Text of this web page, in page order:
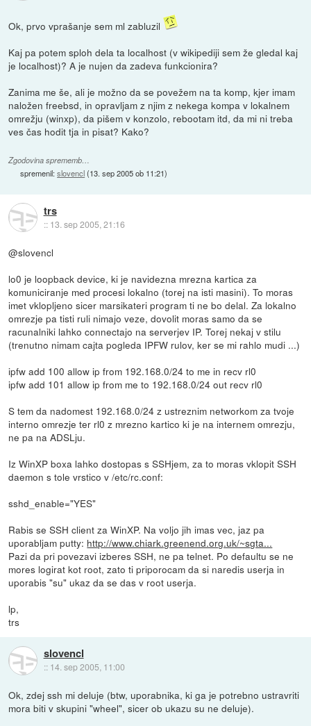
Ok, prvo vprašanje sem ml zabluzil
Kaj pa potem sploh dela ta localhost (v wikipediji sem že gledal kaj
je localhost)? A je nujen da zadeva funkcionira?
Zanima me še, ali je možno da se povežem na ta komp, kjer imam
naložen freebsd, in opravljam z njim z nekega kompa v lokalnem
omrežju (winxp), da pišem v konzolo, rebootam itd, da mi ni treba
ves čas hodit tja in pisat? Kako?
Zgodovina sprememb…
spremenil:slovencl(13. sep 2005 ob 11:21)
trs
:: 13. sep 2005, 21:16
@slovencl
lo0 je loopback device, ki je navidezna mrezna kartica za
komuniciranje med procesi lokalno (torej na isti masini). To moras
imet vklopljeno sicer marsikateri program ti ne bo delal. Za lokalno
omrezje pa tisti ruli nimajo veze, dovolit moras samo da se
racunalniki lahko connectajo na serverjev IP. Torej nekaj v stilu
(trenutno nimam cajta pogleda IPFW rulov, ker se mi rahlo mudi ...)
ipfw add 100 allow ip from 192.168.0/24 to me in recv rl0
ipfw add 101 allow ip from me to 192.168.0/24 out recv rl0
S tem da nadomest 192.168.0/24 z ustreznim networkom za tvoje
interno omrezje ter rl0 z mrezno kartico ki je na internem omrezju,
ne pa na ADSLju.
Iz WinXP boxa lahko dostopas s SSHjem, za to moras vklopit SSH
daemon s tole vrstico v /etc/rc.conf:
sshd_enable="YES"
Rabis se SSH client za WinXP. Na voljo jih imas vec, jaz pa
uporabljam putty: http://www.chiark.greenend.org.uk/~sgta...
Pazi da pri povezavi izberes SSH, ne pa telnet. Po defaultu se ne
mores logirat kot root, zato ti priporocam da si naredis userja in
uporabis "su" ukaz da se das v root userja.
lp,
trs
slovencl
:: 14. sep 2005, 11:00
Ok, zdej ssh mi deluje (btw, uporabnika, ki ga je potrebno ustravriti
mora biti v skupini "wheel", sicer ob ukazu su ne deluje).